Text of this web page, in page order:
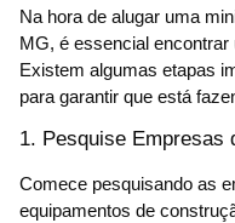
Na hora de alugar uma
MG, é essencial
Existem algumas etapas
para garantir que está
1. Pesquise Empresas
Comece pesquisando as
equipamentos de